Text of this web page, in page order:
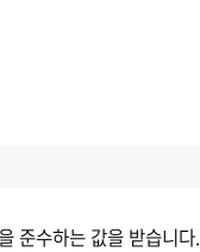
수하는 값을 받습니다.